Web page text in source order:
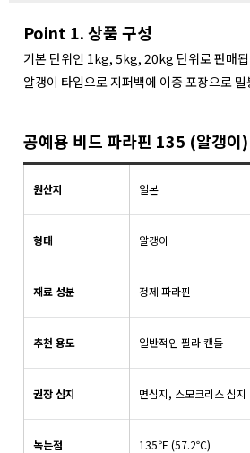
Point 1. 상품 구성
기본 단위인 1kg, 5kg, 20kg 단위로 판매
알갱이 타입으로 지퍼백에 이중 포장으로
공예용 비드 파라핀 135 (알갱이)
원산지 일본
형태 알갱이
재료 성분 정제 파라핀
추천 용도 일반적인 필라 캔들
권장 심지 면심지, 스모크리스 심지
녹는점 135℉ (57.2℃)